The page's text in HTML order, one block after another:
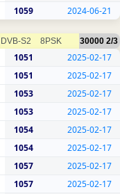
1059 2024-06-21
DVB-S2 8PSK 30000 2/3
1051
2025-02-17
1051
2025-02-17
1053
2025-02-17
1053
2025-02-17
1054
2025-02-17
1054
2025-02-17
1057
2025-02-17
1057
2025-02-17